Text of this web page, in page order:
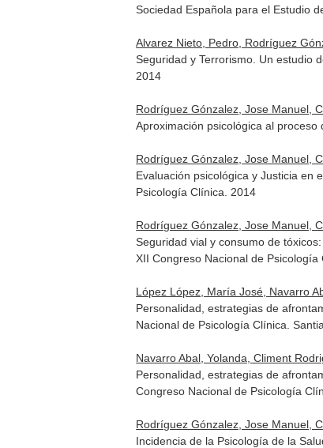
Sociedad Española para el Estudio
Alvarez Nieto, Pedro, Rodríguez
Seguridad y Terrorismo. Un estudio
2014
Rodríguez Gónzalez, Jose Manuel,
Aproximación psicológica al
Rodríguez Gónzalez, Jose Manuel,
Evaluación psicológica y Justicia en
Psicología Clínica. 2014
Rodríguez Gónzalez, Jose Manuel,
Seguridad vial y consumo de
XII Congreso Nacional de Psicología
López López, María José, Navarro
Personalidad, estrategias de
Nacional de Psicología Clínica.
Navarro Abal, Yolanda, Climent
Personalidad, estrategias de
Congreso Nacional de Psicología
Rodríguez Gónzalez, Jose Manuel,
Incidencia de la Psicología de la